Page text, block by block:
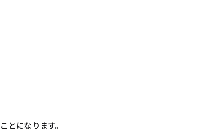
とになります。